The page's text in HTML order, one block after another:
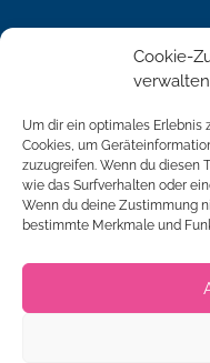
Cookie-
verwalten
Um dir ein optimales Erlebnis
Cookies, um
zuzugreifen. Wenn du diesen
wie das Surfverhalten oder
Wenn du deine Zustimmung
bestimmte Merkmale und
Social Media
Qualität